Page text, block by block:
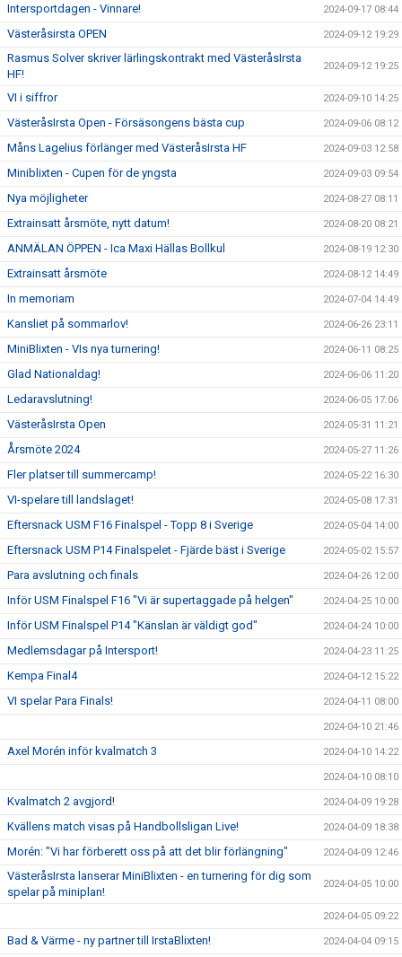
Intersportdagen - Vinnare! 2024-09-17 08:44
Västeråsirsta OPEN 2024-09-12 19:29
Rasmus Solver skriver lärlingskontrakt med VästeråsIrsta
HF!
2024-09-12 19:25
VI i siffror 2024-09-10 14:25
VästeråsIrsta Open - Försäsongens bästa cup 2024-09-06 08:12
Måns Lagelius förlänger med VästeråsIrsta HF 2024-09-03 12:58
Miniblixten - Cupen för de yngsta 2024-09-03 09:54
Nya möjligheter 2024-08-27 08:11
Extrainsatt årsmöte, nytt datum! 2024-08-20 08:21
ANMÄLAN ÖPPEN - Ica Maxi Hällas Bollkul 2024-08-19 12:30
Extrainsatt årsmöte 2024-08-12 14:49
In memoriam 2024-07-04 14:49
Kansliet på sommarlov! 2024-06-26 23:11
MiniBlixten - VIs nya turnering! 2024-06-11 08:25
Glad Nationaldag! 2024-06-06 11:20
Ledaravslutning! 2024-06-05 17:06
VästeråsIrsta Open 2024-05-31 11:21
Årsmöte 2024 2024-05-27 11:26
Fler platser till summercamp! 2024-05-22 16:30
VI-spelare till landslaget! 2024-05-08 17:31
Eftersnack USM F16 Finalspel - Topp 8 i Sverige 2024-05-04 14:00
Eftersnack USM P14 Finalspelet - Fjärde bäst i Sverige 2024-05-02 15:57
Para avslutning och finals 2024-04-26 12:00
Inför USM Finalspel F16 "Vi är supertaggade på helgen" 2024-04-25 10:00
Inför USM Finalspel P14 "Känslan är väldigt god" 2024-04-24 10:00
Medlemsdagar på Intersport! 2024-04-23 11:25
Kempa Final4 2024-04-12 15:22
VI spelar Para Finals! 2024-04-11 08:00
2024-04-10 21:46
Axel Morén inför kvalmatch 3 2024-04-10 14:22
2024-04-10 08:10
Kvalmatch 2 avgjord! 2024-04-09 19:28
Kvällens match visas på Handbollsligan Live! 2024-04-09 18:38
Morén: "Vi har förberett oss på att det blir förlängning" 2024-04-09 12:46
VästeråsIrsta lanserar MiniBlixten - en turnering för dig som
spelar på miniplan!
2024-04-05 10:00
2024-04-05 09:22
Bad & Värme - ny partner till IrstaBlixten! 2024-04-04 09:15